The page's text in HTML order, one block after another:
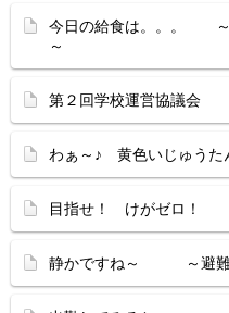
今日の給食は。。。 ～
～
第２回学校運営協議会
わぁ～♪ 黄色いじゅうた
目指せ！ けがゼロ！
静かですね～ ～避難